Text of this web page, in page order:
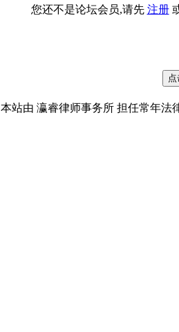
您还不是论坛会员,请先 注册
本站由 瀛睿律师事务所 担任常年法